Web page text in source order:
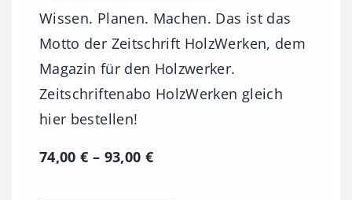
Wissen. Planen. Machen. Das ist das
Motto der Zeitschrift HolzWerken, dem
Magazin für den Holzwerker.
Zeitschriftenabo HolzWerken gleich
hier bestellen!
74,00€ – 93,00 €P